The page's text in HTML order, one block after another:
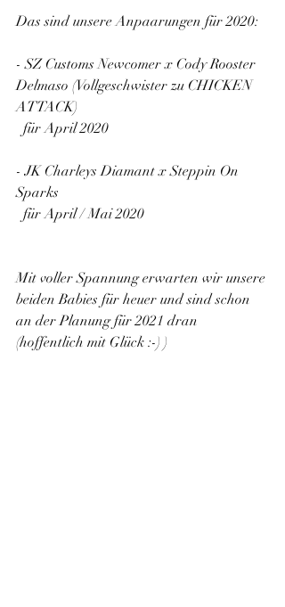
Das sind unsere Anpaarungen für 2020:
- SZ Customs Newcomer x Cody Rooster
Delmaso (Vollgeschwister zu CHICKEN
ATTACK)
  für April 2020
- JK Charleys Diamant x Steppin On
Sparks
  für April / Mai 2020
Mit voller Spannung erwarten wir unsere
beiden Babies für heuer und sind schon
an der Planung für 2021 dran
(hoffentlich mit Glück :-) )